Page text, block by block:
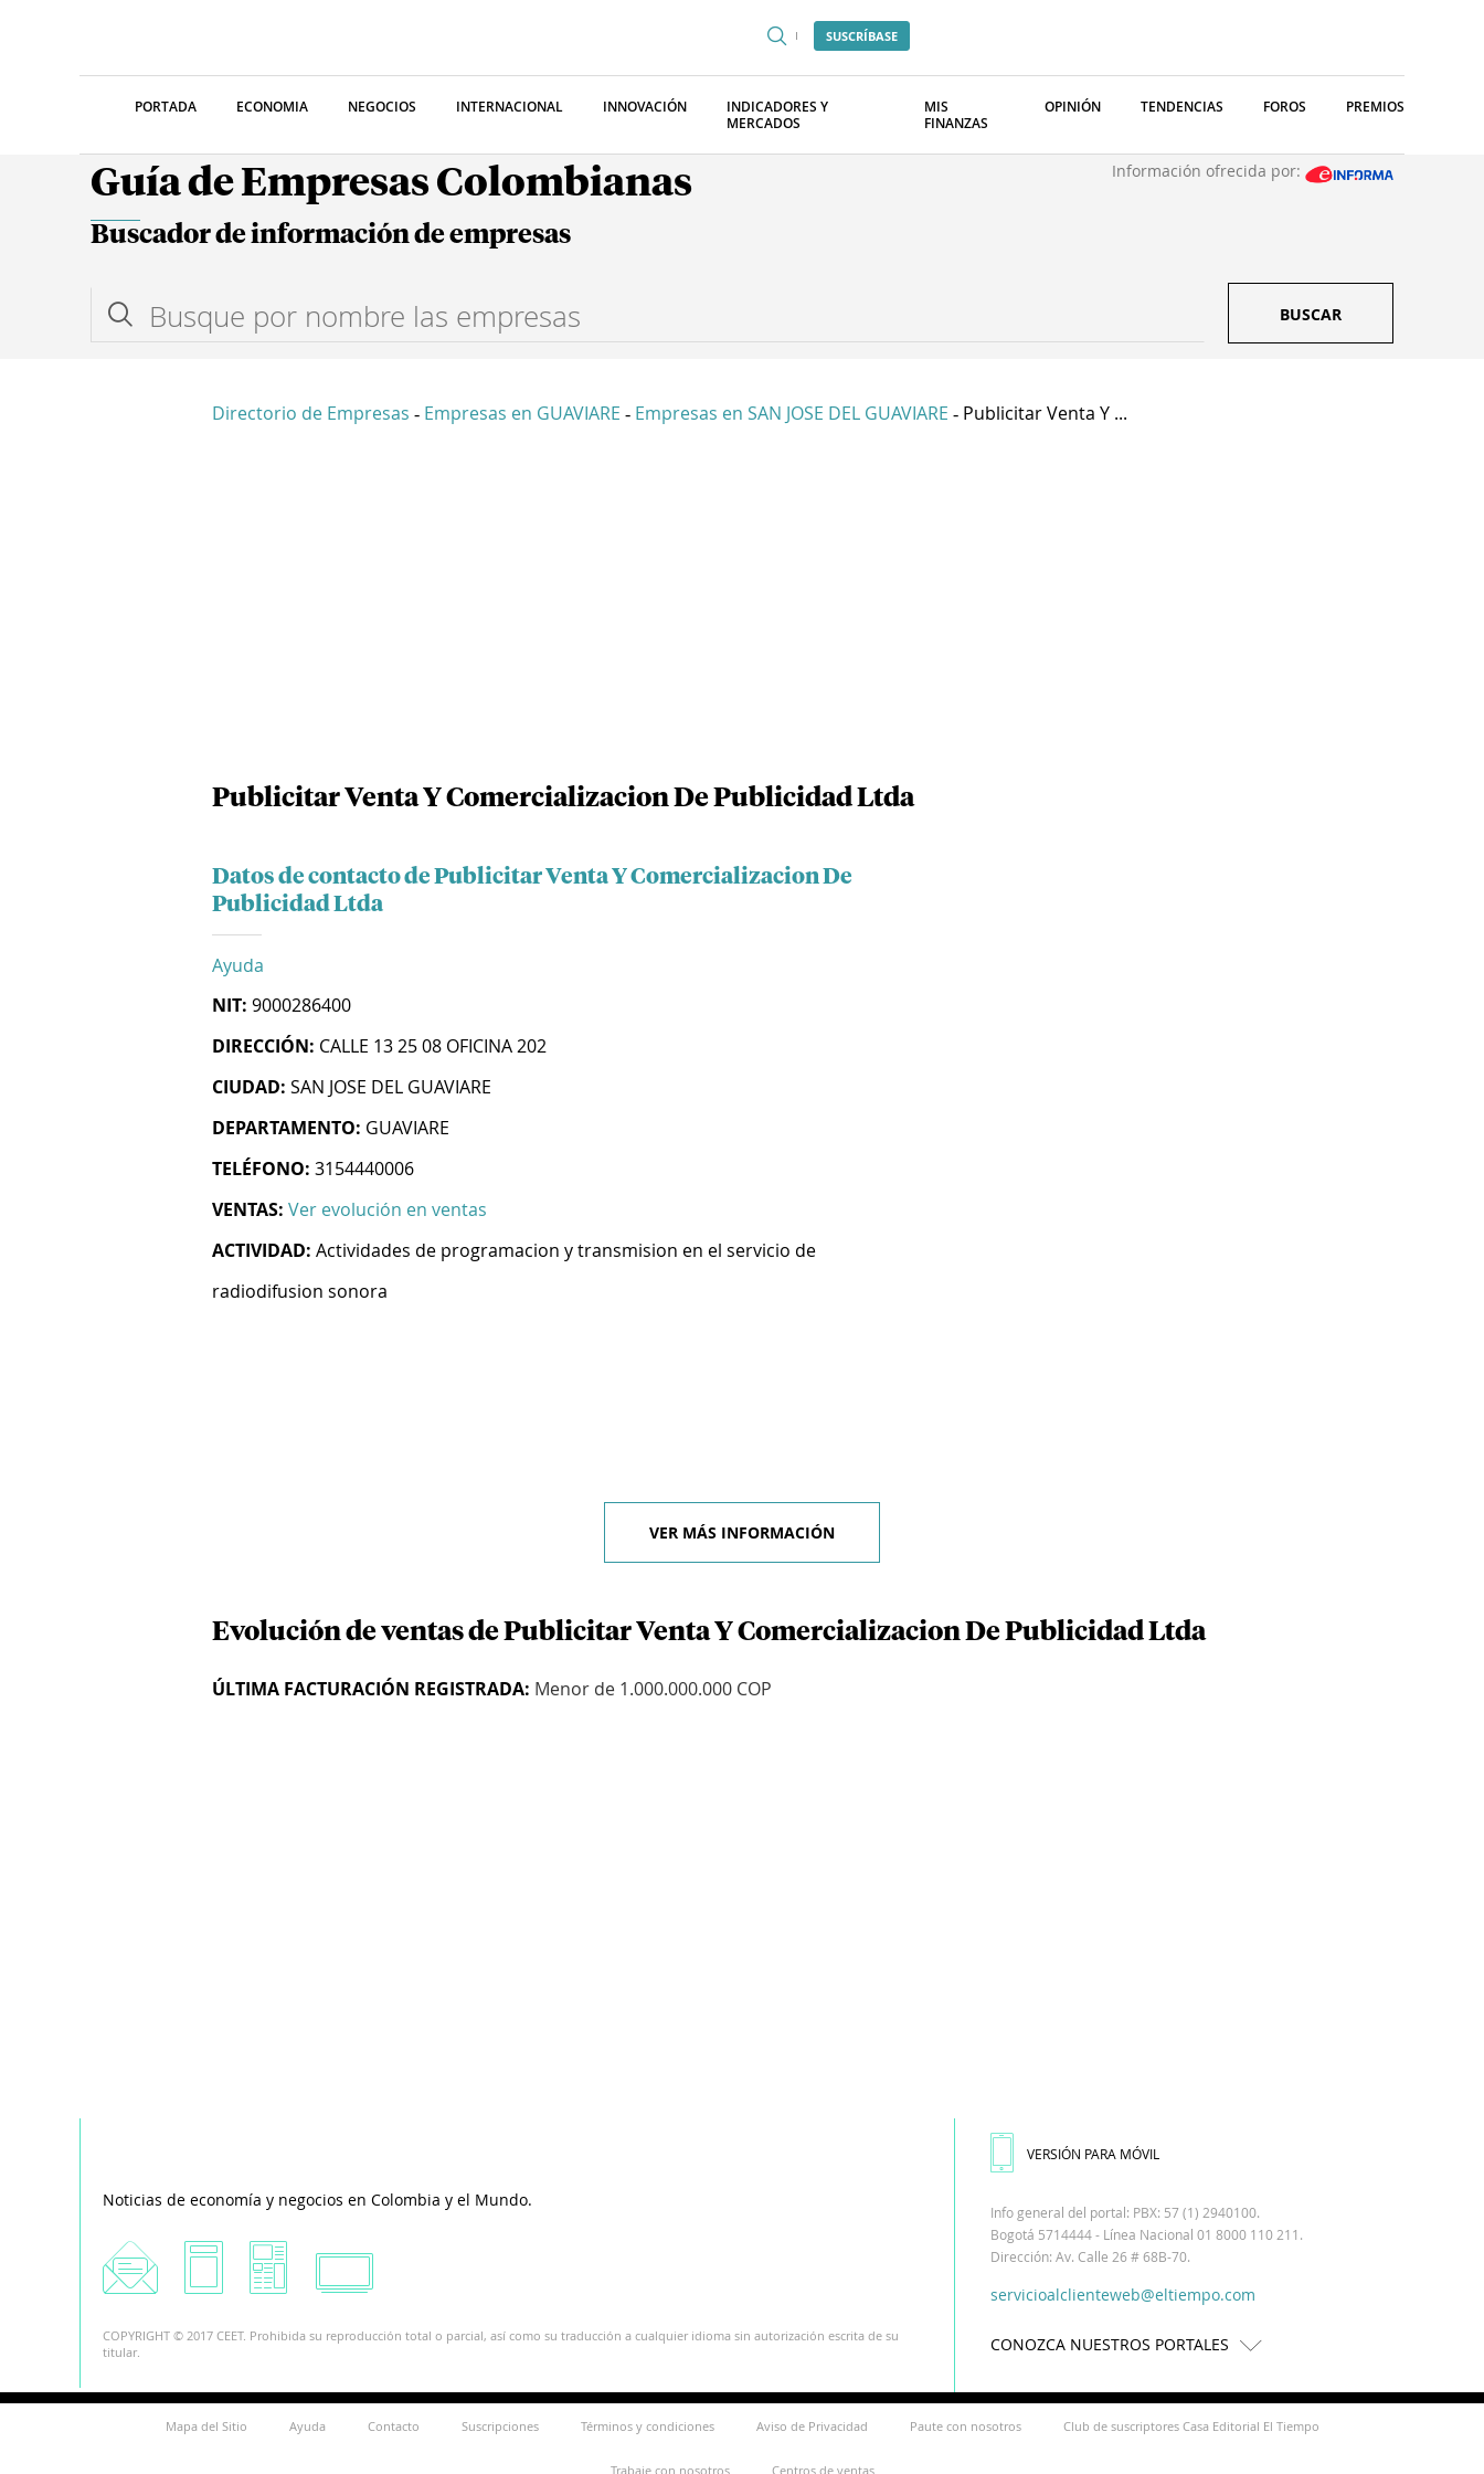
SUSCRÍBASE
PORTADA ECONOMIA NEGOCIOS INTERNACIONAL INNOVACIÓN
INDICADORES Y
MERCADOS
MIS
FINANZAS
OPINIÓN TENDENCIAS FOROS PREMIOS
Guía de Empresas Colombianas Información ofrecida por:
Buscador de información de empresas
BUSCAR
Directorio de Empresas - Empresas en GUAVIARE - Empresas en SAN JOSE DEL GUAVIARE - Publicitar Venta Y ...
Publicitar Venta Y Comercializacion De Publicidad Ltda
Datos de contacto de Publicitar Venta Y Comercializacion De
Publicidad Ltda
Ayuda
NIT: 9000286400
DIRECCIÓN: CALLE 13 25 08 OFICINA 202
CIUDAD: SAN JOSE DEL GUAVIARE
DEPARTAMENTO: GUAVIARE
TELÉFONO: 3154440006
VENTAS: Ver evolución en ventas
ACTIVIDAD: Actividades de programacion y transmision en el servicio de
radiodifusion sonora
VER MÁS INFORMACIÓN
Evolución de ventas de Publicitar Venta Y Comercializacion De Publicidad Ltda
ÚLTIMA FACTURACIÓN REGISTRADA: Menor de 1.000.000.000 COP
Noticias de economía y negocios en Colombia y el Mundo.
COPYRIGHT © 2017 CEET. Prohibida su reproducción total o parcial, así como su traducción a cualquier idioma sin autorización escrita de su
titular.
VERSIÓN PARA MÓVIL
Info general del portal: PBX: 57 (1) 2940100.
Bogotá 5714444 - Línea Nacional 01 8000 110 211.
Dirección: Av. Calle 26 # 68B-70.
servicioalclienteweb@eltiempo.com
CONOZCA NUESTROS PORTALES
Mapa del Sitio Ayuda Contacto Suscripciones Términos y condiciones Aviso de Privacidad Paute con nosotros Club de suscriptores Casa Editorial El Tiempo
Trabaje con nosotros Centros de ventas